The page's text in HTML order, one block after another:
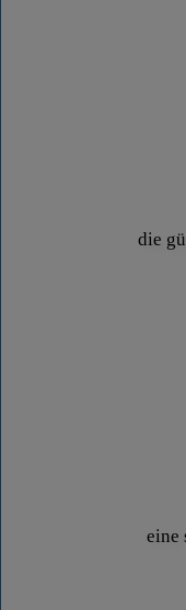
die
eine